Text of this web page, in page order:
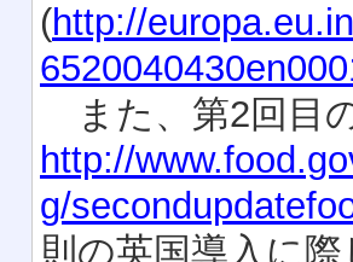
(http://
また、第2回目
http://
g/
則の英国導入に